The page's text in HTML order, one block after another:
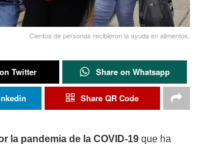
Cientos de personas recibieron la ayuda en alimentos.
Twitter Share on Whatsapp
Share QR Code
la pandemia de la COVID-19 que ha